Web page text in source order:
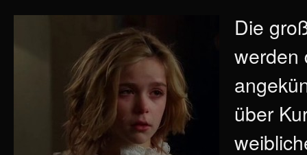
Die
werden
über